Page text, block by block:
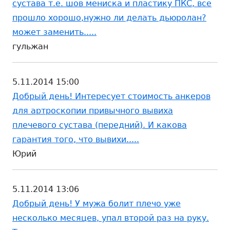
сустава т.е. шов мениска и пластику ПКС, все
прошло хорошо,нужно ли делать дьюролан?
может заменить.....
гульжан
5.11.2014 15:00
Добрый день! Интересует стоимость анкеров
для артроскопии привычного вывиха
плечевого сустава (передний). И какова
гарантия того, что вывихи.....
Юрий
5.11.2014 13:06
Добрый день! У мужа болит плечо уже
несколько месяцев, упал второй раз на руку.